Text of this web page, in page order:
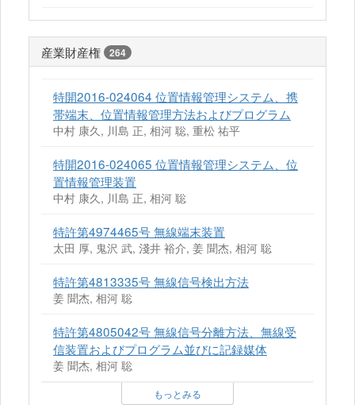
産業財産権 264
特開2016-024064 位置情報管理システム、携
帯端末、位置情報管理方法およびプログラム
中村 康久, 川島 正, 相河 聡, 重松 祐平
特開2016-024065 位置情報管理システム、位
置情報管理装置
中村 康久, 川島 正, 相河 聡
特許第4974465号 無線端末装置
太田 厚, 鬼沢 武, 淺井 裕介, 姜 聞杰, 相河 聡
特許第4813335号 無線信号検出方法
姜 聞杰, 相河 聡
特許第4805042号 無線信号分離方法、無線受
信装置およびプログラム並びに記録媒体
姜 聞杰, 相河 聡
もっとみる